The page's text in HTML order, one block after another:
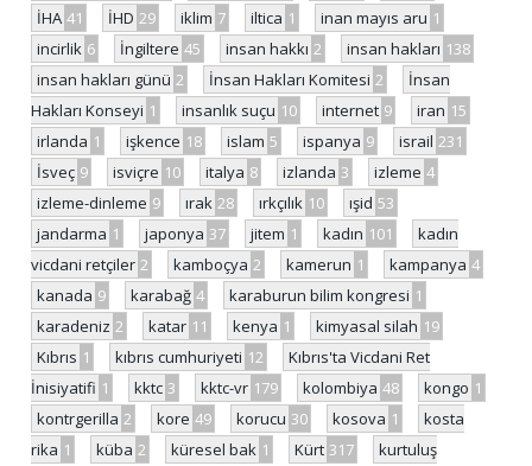
İHA 41 İHD 29 iklim 7 iltica 1 inan mayıs aru 1
incirlik 6 İngiltere 45 insan hakkı 2 insan hakları 138
insan hakları günü 2 İnsan Hakları Komitesi 2
İnsan
Hakları Konseyi 1 insanlık suçu 10 internet 9 iran 15
irlanda 1 işkence 18 islam 5 ispanya 9 israil 231
İsveç 9 isviçre 10 italya 8 izlanda 3 izleme 4
izleme-dinleme 9 ırak 28 ırkçılık 10 ışid 53
jandarma 1 japonya 37 jitem 1 kadın 101
kadın
vicdani retçiler 2 kamboçya 2 kamerun 1 kampanya 4
kanada 9 karabağ 4 karaburun bilim kongresi 1
karadeniz 2 katar 11 kenya 1 kimyasal silah 19
Kıbrıs 1 kıbrıs cumhuriyeti 12
Kıbrıs'ta Vicdani Ret
İnisiyatifi 1 kktc 3 kktc-vr 179 kolombiya 48 kongo 1
kontrgerilla 2 kore 49 korucu 30 kosova 1
kosta
rika 1 küba 2 küresel bak 1 Kürt 317
kurtuluş